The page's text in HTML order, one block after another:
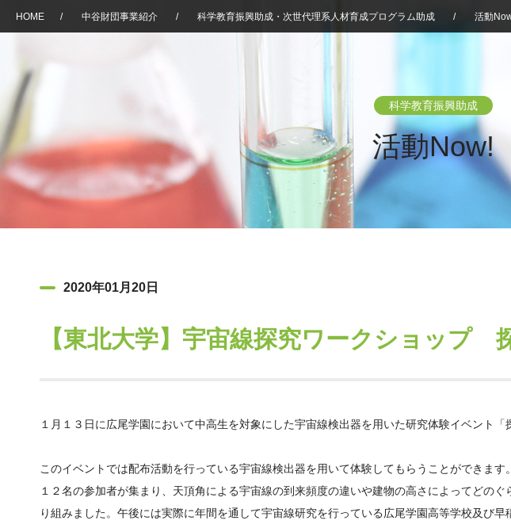
HOME / 中谷財団事業紹介 / 科学教育振興助成・次世代理系人材育成プログラム助成 / 活動
科学教育振興助成
活動Now!
2020年01月20日
【東北大学】宇宙線探究ワークショップ
１月１３日に広尾学園において中高生を対象にした宇宙線検出器を用いた研究体験イベント「
このイベントでは配布活動を行っている宇宙線検出器を用いて体験してもらうことができます。
１２名の参加者が集まり、天頂角による宇宙線の到来頻度の違いや建物の高さによってどの
り組みました。午後には実際に年間を通して宇宙線研究を行っている広尾学園高等学校及び